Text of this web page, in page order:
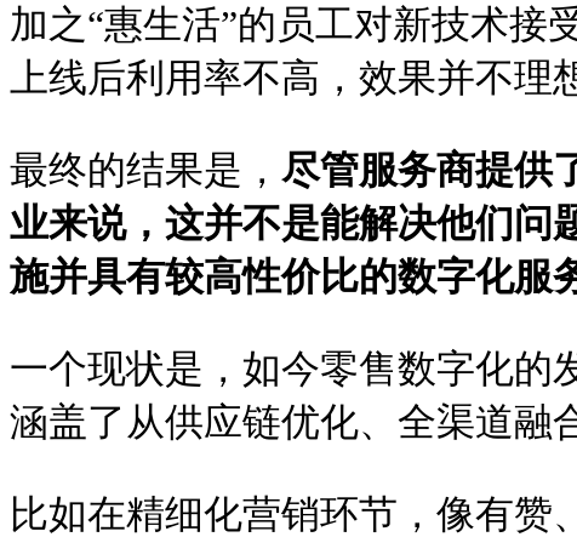
加之“惠生活”的员工对新技术接
上线后利用率不高，效果并不理
最终的结果是， 尽管服务商提供
业来说，这并不是能解决他们问
施并具有较高性价比的数字化服
一个现状是，如今零售数字化的
涵盖了从供应链优化、全渠道融
比如在精细化营销环节，像有赞